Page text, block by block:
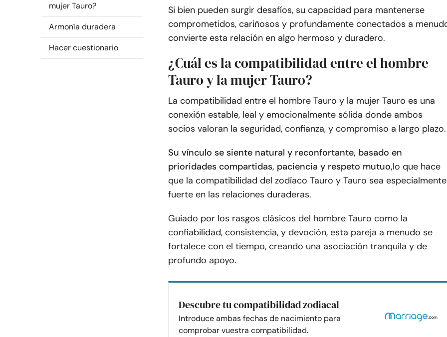
mujer Tauro?
Armonía duradera
Hacer cuestionario
Si bien pueden surgir desafíos, su capacidad para mantenerse
comprometidos, cariñosos y profundamente conectados a
convierte esta relación en algo hermoso y duradero.
¿Cuál es la compatibilidad entre el hombre
Tauro y la mujer Tauro?
La compatibilidad entre el hombre Tauro y la mujer Tauro es una
conexión estable, leal y emocionalmente sólida donde ambos
socios valoran la seguridad, confianza, y compromiso a largo plazo.
Su vínculo se siente natural y reconfortante, basado en
prioridades compartidas, paciencia y respeto mutuo,lo que hace
que la compatibilidad del zodíaco Tauro y Tauro sea especialmente
fuerte en las relaciones duraderas.
Guiado por los rasgos clásicos del hombre Tauro como la
confiabilidad, consistencia, y devoción, esta pareja a menudo se
fortalece con el tiempo, creando una asociación tranquila y de
profundo apoyo.
Descubre tu compatibilidad zodiacal
Introduce ambas fechas de nacimiento para
comprobar vuestra compatibilidad.